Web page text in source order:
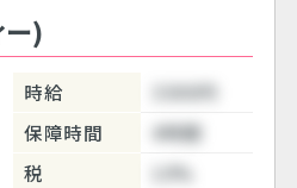
ー)
時給
3300円
保障時間
4時間
税
10%